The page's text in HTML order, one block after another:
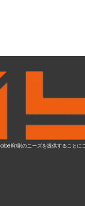
印刷のニーズを提供すること